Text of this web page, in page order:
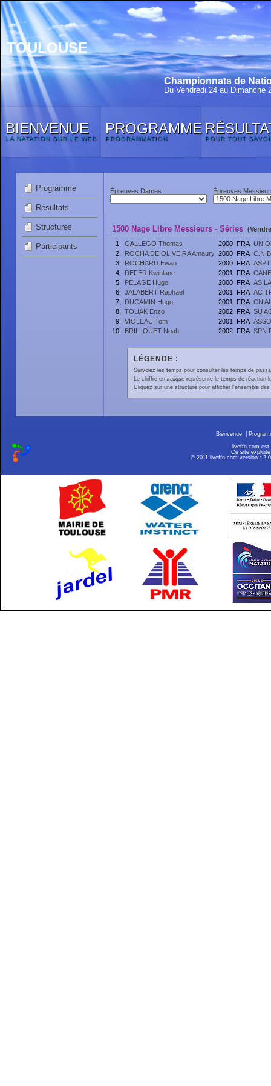
TOULOUSE
Championnats de
Du Vendredi 24 au Dimanche
BIENVENUE
LA NATATION SUR LE WEB
PROGRAMME
PROGRAMMATION POUR TOUT
Programme
Résultats
Structures
Participants
Épreuves Dames Épreuves
1500 Nage Libre Messieurs - Séries
1.
GALLEGO Thomas 2000 FRA
2.
ROCHA DE OLIVEIRA Amaury 2000 FRA C.N
3.
ROCHARD Ewan 2000 FRA
4.
DEFER Kwinlane 2001 FRA
5.
PELAGE Hugo 2000 FRA AS
6.
JALABERT Raphael 2001 FRA AC
7.
DUCAMIN Hugo 2001 FRA CN
8.
TOUAK Enzo 2002 FRA SU
9.
VIOLEAU Tom 2001 FRA
10.
BRILLOUET Noah 2002 FRA SPN
LÉGENDE :
Survolez les temps pour consulter les temps de
Le chiffre en italiquereprésente le temps de réaction
Cliquez sur une structure pour afficher l'ensemble
Bienvenue
liveffn.com est
Ce site
© 2011 liveffn.com version :